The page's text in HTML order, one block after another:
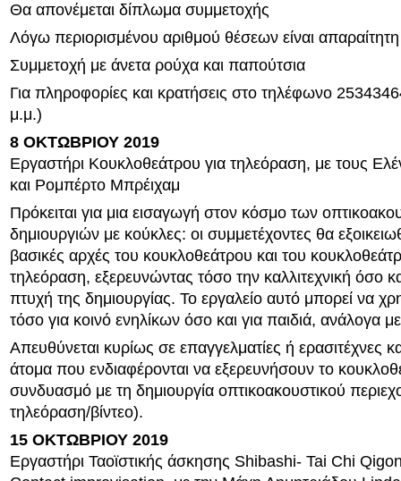
Θα απονέμεται δίπλωμα συμμετοχής
Λόγω περιορισμένου αριθμού θέσεων είναι
Συμμετοχή με άνετα ρούχα και παπούτσια
Για πληροφορίες και κρατήσεις στο τηλέφωνο
μ.μ.)
8 ΟΚΤΩΒΡΙΟΥ 2019
Εργαστήρι Κουκλοθεάτρου για τηλεόραση, με τους
και Ρομπέρτο Μπρέιχαμ
Πρόκειται για μια εισαγωγή στον κόσμο των
δημιουργιών με κούκλες: οι συμμετέχοντες θα
βασικές αρχές του κουκλοθεάτρου και του
τηλεόραση, εξερευνώντας τόσο την καλλιτεχνική όσο
πτυχή της δημιουργίας. Το εργαλείο αυτό μπορεί να
τόσο για κοινό ενηλίκων όσο και για παιδιά, ανάλογα
Απευθύνεται κυρίως σε επαγγελματίες ή ερασιτέχνες
άτομα που ενδιαφέρονται να εξερευνήσουν το
συνδυασμό με τη δημιουργία οπτικοακουστικού
τηλεόραση/βίντεο).
15 ΟΚΤΩΒΡΙΟΥ 2019
Εργαστήρι Ταοϊστικής άσκησης Shibashi- Tai Chi